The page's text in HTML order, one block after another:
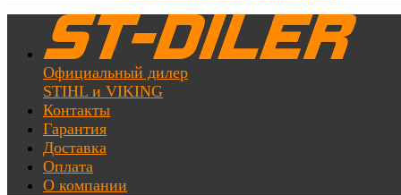
Официальный дилер
STIHL и VIKING
Контакты
Гарантия
Доставка
Оплата
О компании